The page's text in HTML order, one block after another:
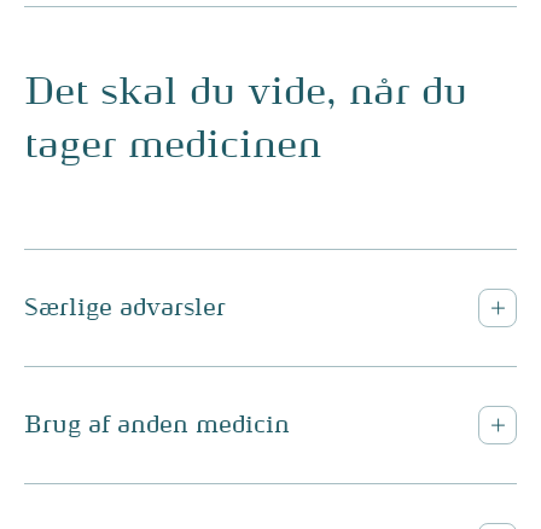
Det skal du vide, når du
tager medicinen
Særlige advarsler
Brug af anden medicin